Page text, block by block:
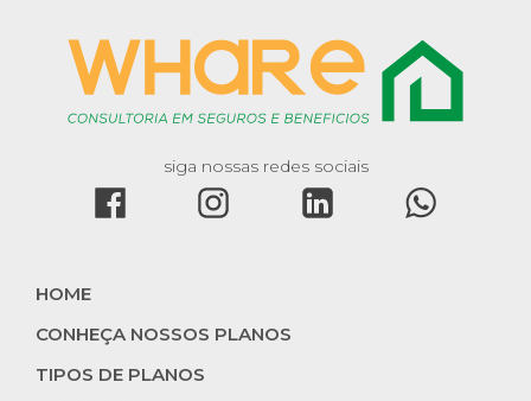
siga nossas redes sociais
HOME
CONHEÇA NOSSOS PLANOS
TIPOS DE PLANOS